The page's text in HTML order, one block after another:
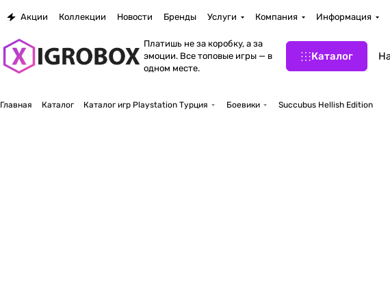
Акции Коллекции Новости Бренды Услуги Компания Информация
Платишь не за коробку, а за
эмоции. Все топовые игры — в
одном месте.
Каталог
Главная Каталог Каталог игр Playstation Турция Боевики Succubus Hellish Edition